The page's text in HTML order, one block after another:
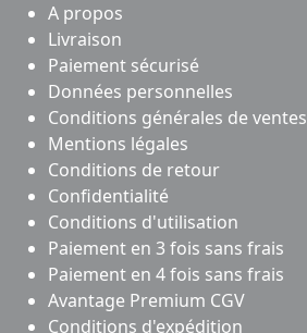
A propos
Livraison
Paiement sécurisé
Données personnelles
Conditions générales de ventes
Mentions légales
Conditions de retour
Confidentialité
Conditions d'utilisation
Paiement en 3 fois sans frais
Paiement en 4 fois sans frais
Avantage Premium CGV
Conditions d'expédition